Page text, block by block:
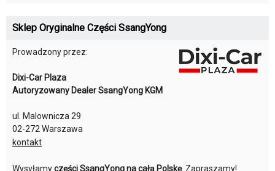
Sklep Oryginalne Części SsangYong
Prowadzony przez:
Dixi-Car Plaza
Autoryzowany Dealer SsangYong KGM
ul. Malownicza 29
02-272 Warszawa
kontakt
Wysyłamyczęści SsangYong na całą Polskę. Zapraszamy!